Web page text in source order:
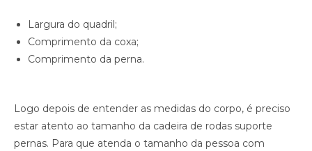
Largura do quadril;
Comprimento da coxa;
Comprimento da perna.
Logo depois de entender as medidas do corpo, é preciso
estar atento ao tamanho da cadeira de rodas suporte
pernas. Para que atenda o tamanho da pessoa com